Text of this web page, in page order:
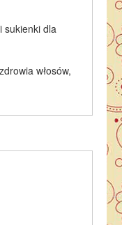
sukienki dla
włosów,